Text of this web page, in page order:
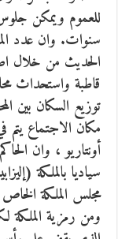
للعموم ويمكن
سنوات. وان عدد
الحديث من خلال
قاطبة واستحداث
توزيع السكان بين
مكان الاجتماع يتم في
أونتاريو ، وان
سياديا بالملكة
مجلس الملكة
ومن رمزية الملكة